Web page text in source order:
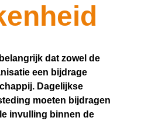
dat zowel de
een bijdrage
Dagelijkse
moeten bijdragen
invulling binnen de